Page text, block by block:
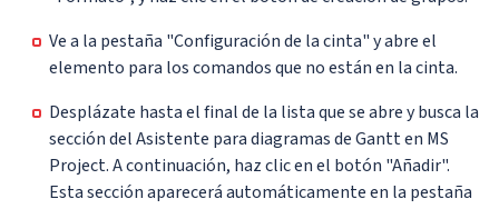
Ve a la pestaña "Configuración de la cinta" y abre el
elemento para los comandos que no están en la cinta.
Desplázate hasta el final de la lista que se abre y busca la
sección del Asistente para diagramas de Gantt en MS
Project. A continuación, haz clic en el botón "Añadir".
Esta sección aparecerá automáticamente en la pestaña